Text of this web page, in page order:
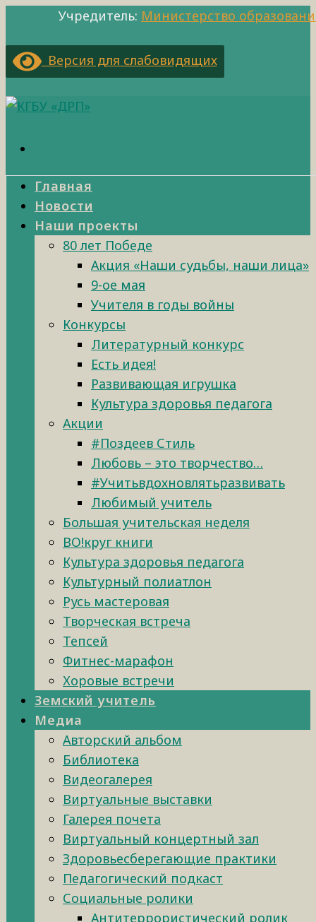
Учредитель: Министерство
Версия для слабовидящих
Главная
Новости
Наши проекты
80 лет Победе
Акция «Наши судьбы, наши лица»
9-ое мая
Учителя в годы войны
Конкурсы
Литературный конкурс
Есть идея!
Развивающая игрушка
Культура здоровья педагога
Акции
#Поздеев Стиль
Любовь – это творчество…
#Учитьвдохновлятьразвивать
Любимый учитель
Большая учительская неделя
ВО!круг книги
Культура здоровья педагога
Культурный полиатлон
Русь мастеровая
Творческая встреча
Тепсей
Фитнес-марафон
Хоровые встречи
Земский учитель
Медиа
Авторский альбом
Библиотека
Видеогалерея
Виртуальные выставки
Галерея почета
Виртуальный концертный зал
Здоровьесберегающие практики
Педагогический подкаст
Социальные ролики
Антитеррористический ролик